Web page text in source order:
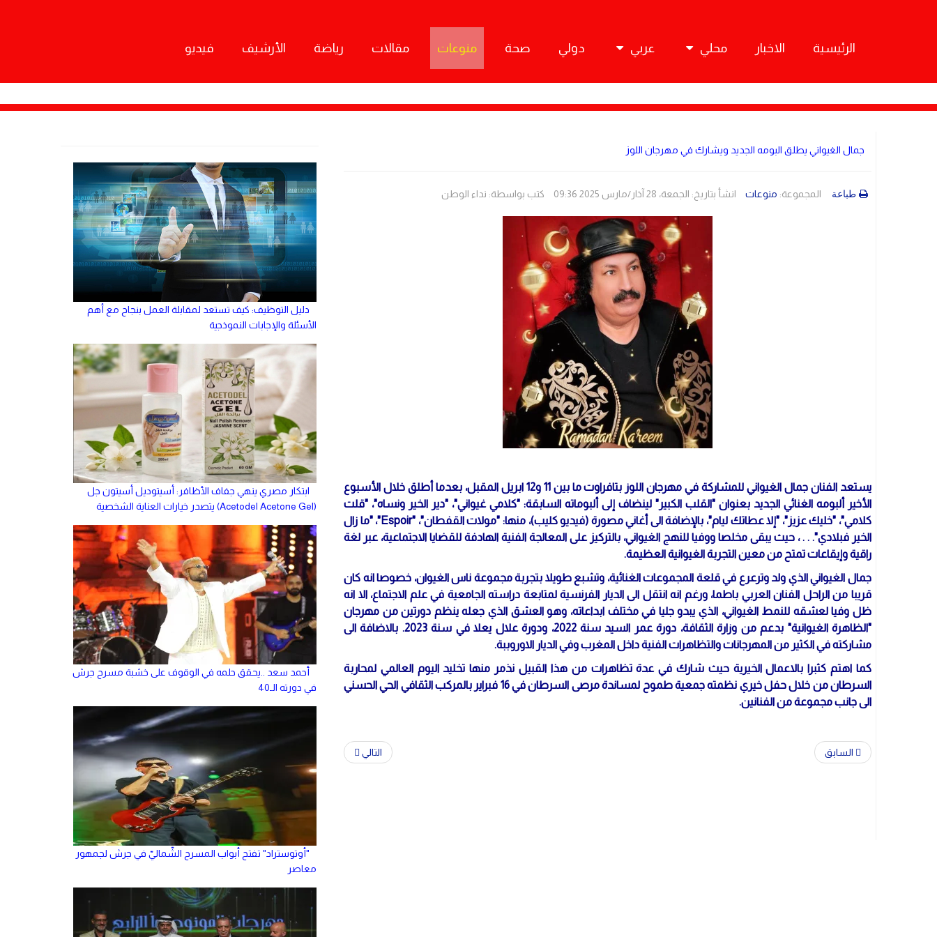
الرئيسية الاخبار محلي عربي دولي صحة منوعات مقالات رياضة الأرشيف فيديو
جمال الغيواني يطلق البومه الجديد ويشارك في مهرجان اللوز
المجموعة: منوعات انشأ بتاريخ: الجمعة، 28 آذار/مارس 2025 09:36 كتب بواسطة: نداء الوطن طباعة
يستعد الفنان جمال الغيواني للمشاركة في مهرجان اللوز بتافراوت ما بين 11 و12 ابريل المقبل، بعدما أطلق خلال الأسبوع
الأخير ألبومه الغنائي الجديد بعنوان "القلب الكبير" لينضاف إلى ألبوماته السابقة: "كلامي غيواني"، "دير الخير ونساه"، "قلت
كلامي"، "خليك عزيز"، "إلا عطاتك ليام"، بالإضافة الى أغاني مصورة (فيديو كليب)، منها: "مولات القفطان"، "Espoir"، "ما زال
الخير فبلادي". . . ، حيث يبقى مخلصا ووفيا للنهج الغيواني، بالتركيز على المعالجة الفنية الهادفة للقضايا الاجتماعية، عبر لغة
راقية وإيقاعات تمتح من معين التجربة الغيوانية العظيمة.
جمال الغيواني الذي ولد وترعرع في قلعة المجموعات الغنائية، وتشبع طويلا بتجربة مجموعة ناس الغيوان، خصوصا انه كان
قريبا من الراحل الفنان العربي باطما، ورغم انه انتقل الى الديار الفرنسية لمتابعة دراسته الجامعية في علم الاجتماع، الا انه
ظل وفيا لعشقه للنمط الغيواني، الذي يبدو جليا في مختلف ابداعاته، وهو العشق الذي جعله ينظم دورتين من مهرجان
"الظاهرة الغيوانية" بدعم من وزارة الثقافة، دورة عمر السيد سنة 2022، ودورة علال يعلا في سنة 2023. بالاضافة الى
مشاركته في الكثير من المهرجانات والتظاهرات الفنية داخل المغرب وفي الديار الاوروببة.
كما اهتم كثبرا بالاعمال الخيرية حيث شارك في عدة تظاهرات من هذا القبيل نذمر منها تخليد اليوم العالمي لمحاربة
السرطان من خلال حفل خيري نظمته جمعية طموح لمساندة مرصى السرطان في 16 فبراير بالمركب الثقافي الحي الحسني
الى جانب مجموعة من الفنانين.
السابق التالي
دليل التوظيف: كيف تستعد لمقابلة العمل بنجاح مع أهم
الأسئلة والإجابات النموذجية
ابتكار مصري ينهي جفاف الأظافر: أسيتوديل أسيتون جل
(Acetodel Acetone Gel) يتصدر خيارات العناية الشخصية
أحمد سعد ..يحقق حلمه في الوقوف على خشبة مسرح جرش
في دورته الـ40
"أوتوستراد" تفتح أبواب المسرح الشّماليّ في جرش لجمهور
معاصر